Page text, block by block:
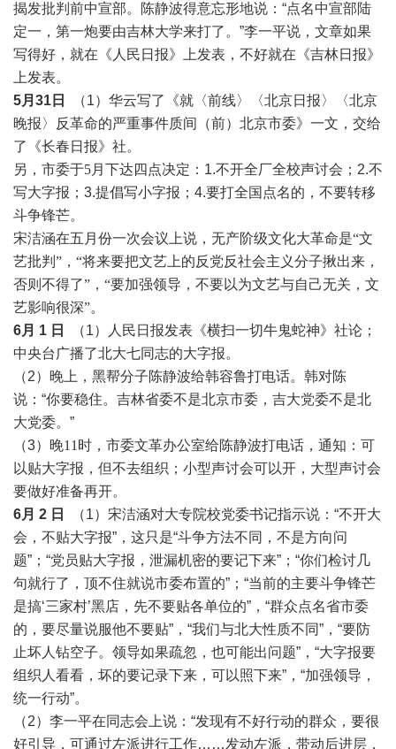
揭发批判前中宣部。陈静波得意忘形地说：“点名中宣部陆
定一，第一炮要由吉林大学来打了。”李一平说，文章如果
写得好，就在《人民日报》上发表，不好就在《吉林日报》
上发表。
5月31日
（1）华云写了《就〈前线〉〈北京日报〉〈北京
晚报〉反革命的严重事件质间（前）北京市委》一文，交给
了《长春日报》社。
另，市委于5月下达四点决定 ：1.不开全厂全校声讨会；2.不
写大字报；3.提倡写小字报；4.要打全国点名的，不要转移
斗争锋芒。
宋洁涵在五月份一次会议上说，无产阶级文化大革命是“文
艺批判”，“将来要把文艺上的反党反社会主义分子揪出来，
否则不得了”，“要加强领导，不要以为文艺与自己无关，文
艺影响很深”。
6月 1 日
（1）人民日报发表《横扫一切牛鬼蛇神》社论；
中央台广播了北大七同志的大字报。
（2）晚上，黑帮分子陈静波给韩容鲁打电话。韩对陈
说：“你要稳住。吉林省委不是北京市委，吉大党委不是北
大党委。”
（3） 晚11时，市委文革办公室给陈静波打电话，通知 ：可
以贴大字报，但不去组织；小型声讨会可以开，大型声讨会
要做好准备再开。
6月 2 日
（1）宋洁涵对大专院校党委书记指示说：“不开大
会，不贴大字报”，这只是“斗争方法不同，不是方向问
题”；“党员贴大字报，泄漏机密的要记下来”；“你们检讨几
句就行了，顶不住就说市委布置的”；“当前的主要斗争锋芒
是搞‘三家村’黑店，先不要贴各单位的”，“群众点名省市委
的，要尽量说服他不要贴”，“我们与北大性质不同”，“要防
止坏人钻空子。领导如果疏忽，也可能出问题”，“大字报要
组织人看看，坏的要记录下来，可以照下来”，“加强领导，
统一行动”。
（2）李一平在同志会上说：“发现有不好行动的群众，要很
好引导，可通过左派进行工作……发动左派，带动后进层，